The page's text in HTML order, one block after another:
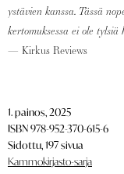
ystävien kanssa. Tässä
kertomuksessa ei ole
— Kirkus Reviews
1. painos, 2025
ISBN 978-952-370-615-6
Sidottu, 197 sivua
Kammokirjasto-sarja